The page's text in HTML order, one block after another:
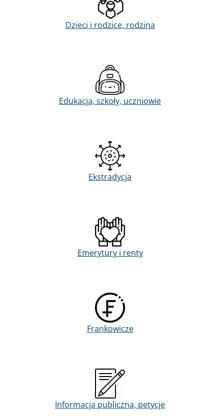
Dzieci i rodzice, rodzina
Edukacja, szkoły, uczniowie
Ekstradycja
Emerytury i renty
Frankowicze
Informacja publiczna, petycje